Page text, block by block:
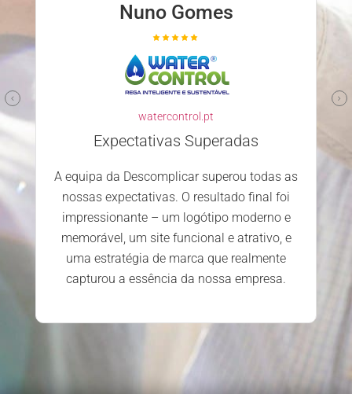
Nuno Gomes
watercontrol.pt
Expectativas Superadas
A equipa da Descomplicar superou todas as
nossas expectativas. O resultado final foi
impressionante – um logótipo moderno e
memorável, um site funcional e atrativo, e
uma estratégia de marca que realmente
capturou a essência da nossa empresa.